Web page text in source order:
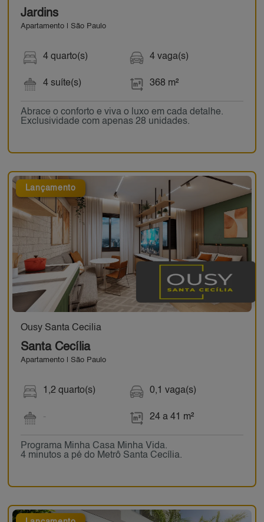
Jardins
Apartamento | São Paulo
4 quarto(s)
4 suíte(s)
4 vaga(s)
368 m²
Abrace o conforto e viva o luxo em cada detalhe.
Exclusividade com apenas 28 unidades.
Lançamento
Ousy Santa Cecilia
Santa Cecília
Apartamento | São Paulo
1,2 quarto(s)
-
0,1 vaga(s)
24 a 41 m²
Programa Minha Casa Minha Vida.
4 minutos a pé do Metrô Santa Cecília.